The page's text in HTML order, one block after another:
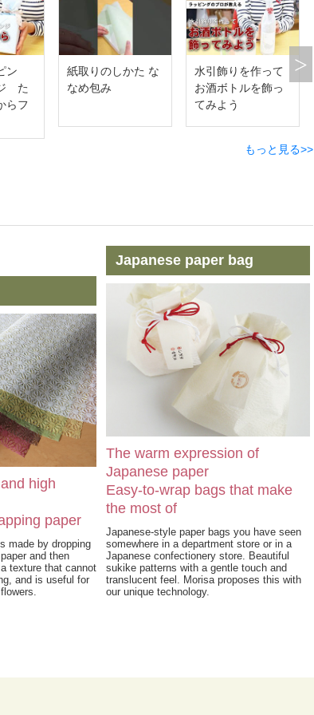
ン
た
らフ
紙取りのしかた な
なめ包み
水引飾りを作って
お酒ボトルを飾っ
てみよう
もっと見る>>
high
paper
made by dropping
and then
texture that cannot
and is useful for
Japanese paper bag
The warm expression of
Japanese paper
Easy-to-wrap bags that make
the most of
Japanese-style paper bags you have seen
somewhere in a department store or in a
Japanese confectionery store. Beautiful
sukike patterns with a gentle touch and
translucent feel. Morisa proposes this with
our unique technology.